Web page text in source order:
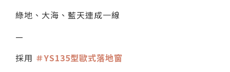
綠地、大海、藍天連成一線
—
採用 ＃YS135型歐式落地窗